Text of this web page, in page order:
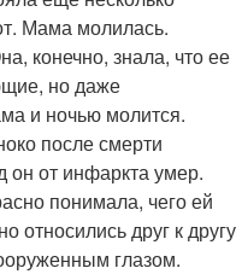
Мама молилась.
конечно, знала, что ее
но даже
и ночью молится.
после смерти
он от инфаркта умер.
понимала, чего ей
относились друг к другу
глазом.